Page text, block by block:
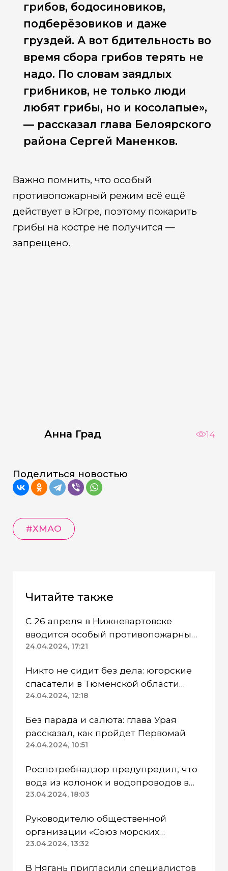
грибов, бодосиновиков,
подберёзовиков и даже
груздей. А вот бдительность во
время сбора грибов терять не
надо. По словам заядлых
грибников, не только люди
любят грибы, но и косолапые»,
— рассказал глава Белоярского
района Сергей Маненков.
Важно помнить, что особый
противопожарный режим всё ещё
действует в Югре, поэтому пожарить
грибы на костре не получится —
запрещено.
Анна Град 14
Поделиться новостью
#ХМАО
Читайте также
С 26 апреля в Нижневартовске
вводится особый противопожарный
режим
24.04.2024, 17:21
Никто не сидит без дела: югорские
спасатели в Тюменской области
работают в две смены
24.04.2024, 12:18
Без парада и салюта: глава Урая
рассказал, как пройдет Первомай
24.04.2024, 10:51
Роспотребнадзор предупредил, что
вода из колонок и водопроводов в
Казанском районе непригодна для
23.04.2024, 18:03
Руководителю общественной
организации «Союз морских
пехотинцев» Югры вынесли
23.04.2024, 13:32
В Нягань пригласили специалистов